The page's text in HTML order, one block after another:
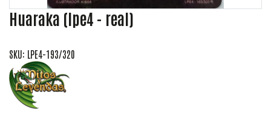
Huaraka (lpe4 - real)
SKU: LPE4-193/320